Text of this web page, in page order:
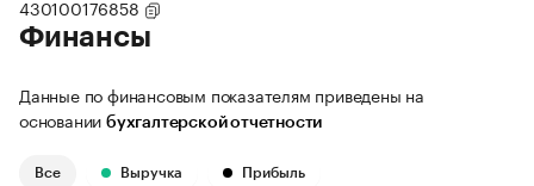
430100176858
Финансы
Данные по финансовым показателям приведены на
основании бухгалтерской отчетности
Все Выручка Прибыль